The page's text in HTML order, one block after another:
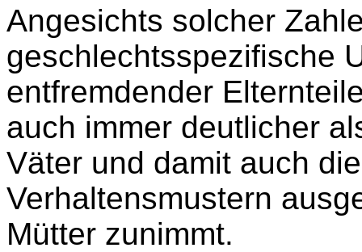
Angesichts solcher
geschlechtsspezifische
entfremdender
auch immer deutlicher
Väter und damit auch
Verhaltensmustern
Mütter zunimmt.